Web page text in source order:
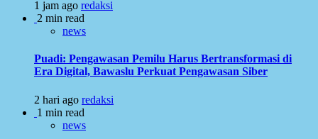
1 jam ago redaksi
2 min read
news
Puadi: Pengawasan Pemilu Harus Bertransformasi di
Era Digital, Bawaslu Perkuat Pengawasan Siber
2 hari ago redaksi
1 min read
news